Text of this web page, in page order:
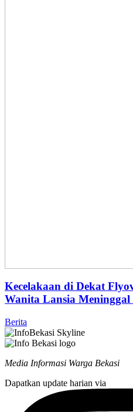
Kecelakaan di Dekat
Wanita Lansia Meninggal
Berita
Media Informasi Warga Bekasi
Dapatkan update harian via